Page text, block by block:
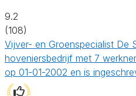
9.2
(108)
Vijver- en Groenspecialist De
hoveniersbedrijf met 7
op 01-01-2002 en is